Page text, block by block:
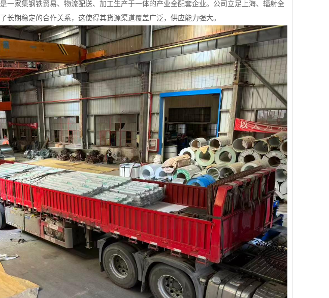
一家集钢铁贸易、物流配送、加工生产于一体的产业全配套企业。公司立足上海、辐射全
长期稳定的合作关系，这使得其货源渠道覆盖广泛，供应能力强大。